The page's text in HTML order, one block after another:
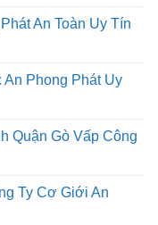
An Toàn Uy Tín
Phong Phát Uy
Quận Gò Vấp Công
Ty Cơ Giới An